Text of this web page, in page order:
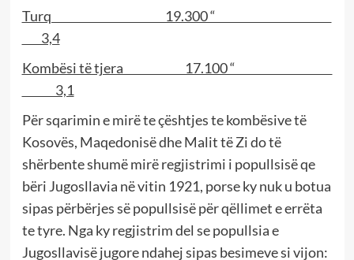
Turq 19.300 “
3,4
Kombësi të tjera 17.100 “
3,1
Për sqarimin e mirë te çështjes te kombësive të
Kosovës, Maqedonisë dhe Malit të Zi do të
shërbente shumë mirë regjistrimi i popullsisë qe
bëri Jugosllavia në vitin 1921, porse ky nuk u botua
sipas përbërjes së popullsisë për qëllimet e errëta
te tyre. Nga ky regjistrim del se popullsia e
Jugosllavisë jugore ndahej sipas besimeve si vijon: